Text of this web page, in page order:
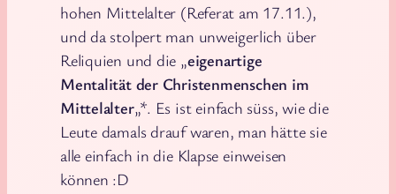
hohen Mittelalter (Referat am 17.11.),
und da stolpert man unweigerlich über
Reliquien und die „eigenartige
Mentalität der Christenmenschen im
Mittelalter„*. Es ist einfach süss, wie die
Leute damals drauf waren, man hätte sie
alle einfach in die Klapse einweisen
können :D